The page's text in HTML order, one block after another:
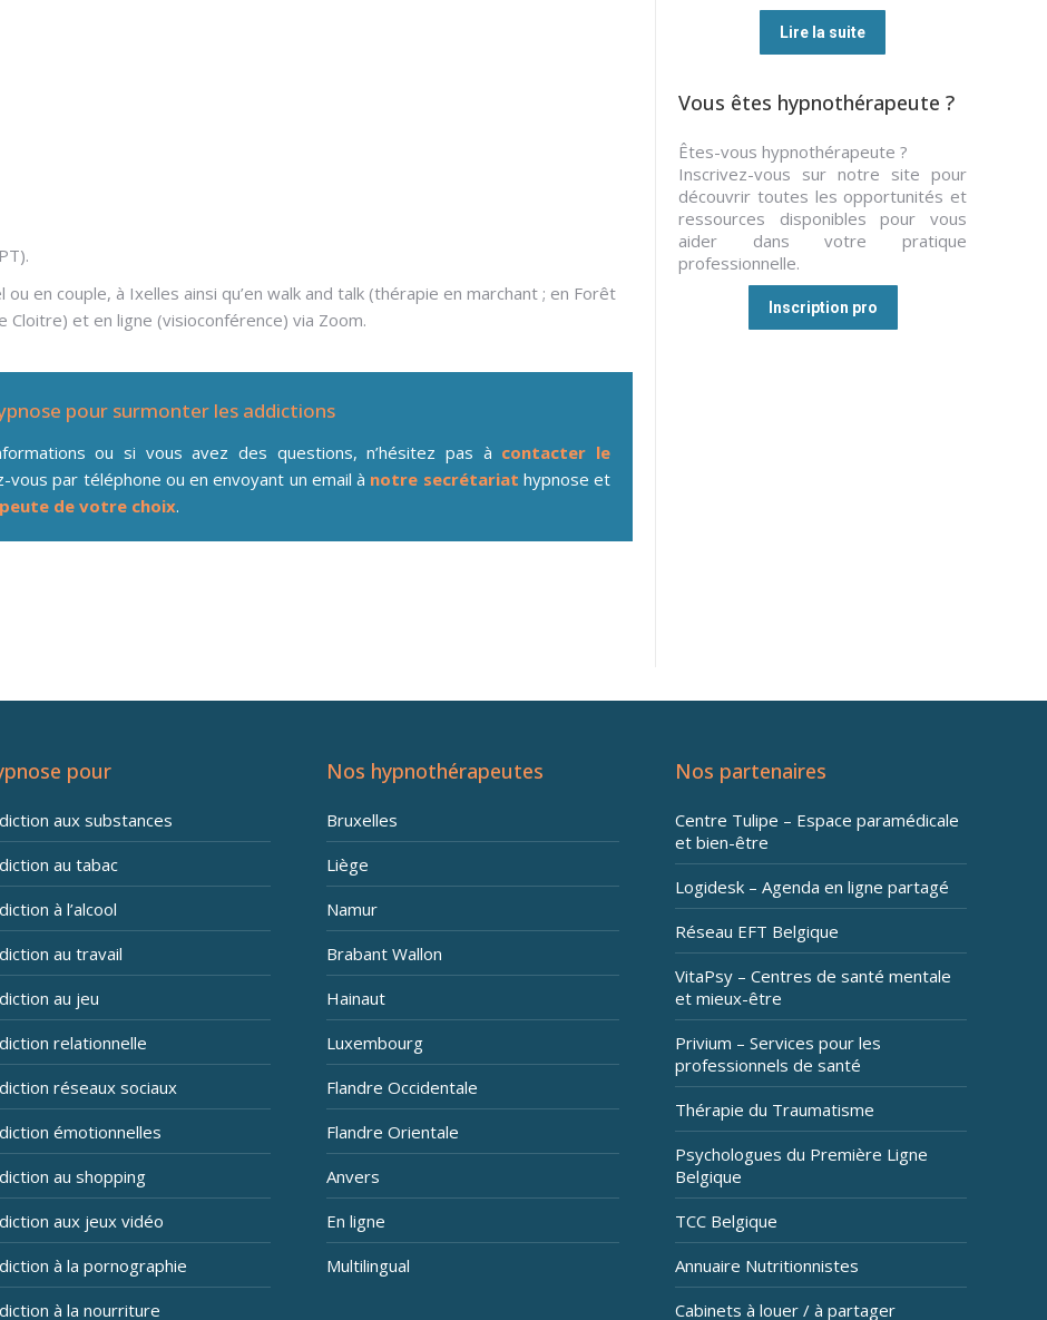
en couple, à Ixelles ainsi qu’en walk and talk (thérapie en marchant ; en Forêt
Cloitre) et en ligne (visioconférence) via Zoom.
pour surmonter les addictions
ou si vous avez des questions, n’hésitez pas à contacter le
par téléphone ou en envoyant un email à notre secrétariat hypnose et
de votre choix.
Lire la suite
Vous êtes hypnothérapeute ?
Êtes-vous hypnothérapeute ?
Inscrivez-vous sur notre site pour
découvrir toutes les opportunités et
ressources disponibles pour vous
aider dans votre pratique
professionnelle.
Inscription pro
pour
aux substances
au tabac
à l’alcool
au travail
au jeu
relationnelle
réseaux sociaux
émotionnelles
au shopping
aux jeux vidéo
à la pornographie
à la nourriture
Nos hypnothérapeutes
Bruxelles
Liège
Namur
Brabant Wallon
Hainaut
Luxembourg
Flandre Occidentale
Flandre Orientale
Anvers
En ligne
Multilingual
Nos partenaires
Centre Tulipe – Espace paramédicale
et bien-être
Logidesk – Agenda en ligne partagé
Réseau EFT Belgique
VitaPsy – Centres de santé mentale
et mieux-être
Privium – Services pour les
professionnels de santé
Thérapie du Traumatisme
Psychologues du Première Ligne
Belgique
TCC Belgique
Annuaire Nutritionnistes
Cabinets à louer / à partager